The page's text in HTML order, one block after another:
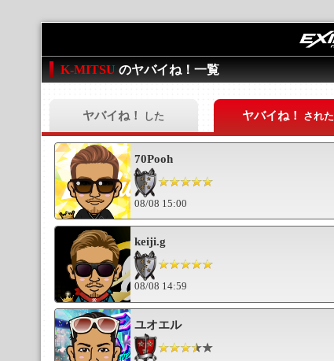
K-MITSU のヤバイね！一覧
ヤバイね！ した ヤバイね！ された
70Pooh
08/08 15:00
keiji.g
08/08 14:59
ユオエル